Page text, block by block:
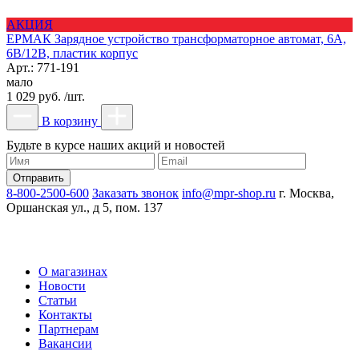
АКЦИЯ
ЕРМАК Зарядное устройство трансформаторное автомат, 6A,
6В/12В, пластик корпус
Арт.: 771-191
мало
1 029 руб. /шт.
В корзину
Будьте в курсе наших акций и новостей
8-800-2500-600 Заказать звонок info@mpr-shop.ru г. Москва,
Оршанская ул., д 5, пом. 137
О магазинах
Новости
Статьи
Контакты
Партнерам
Вакансии